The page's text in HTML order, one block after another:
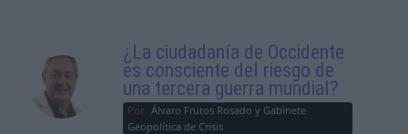
¿La ciudadanía de Occidente
es consciente del riesgo de
una tercera guerra mundial?
Por Álvaro Frutos Rosado y Gabinete
Geopolítica de Crisis